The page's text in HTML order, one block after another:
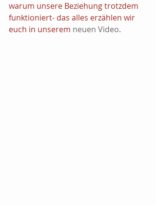
warum unsere Beziehung trotzdem
funktioniert- das alles erzählen wir
euch in unserem neuen Video.